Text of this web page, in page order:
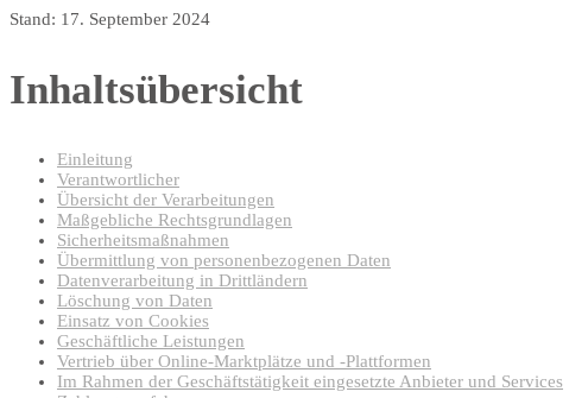
Stand: 17. September 2024
Inhaltsübersicht
Einleitung
Verantwortlicher
Übersicht der Verarbeitungen
Maßgebliche Rechtsgrundlagen
Sicherheitsmaßnahmen
Übermittlung von personenbezogenen Daten
Datenverarbeitung in Drittländern
Löschung von Daten
Einsatz von Cookies
Geschäftliche Leistungen
Vertrieb über Online-Marktplätze und -Plattformen
Im Rahmen der Geschäftstätigkeit eingesetzte Anbieter und Services